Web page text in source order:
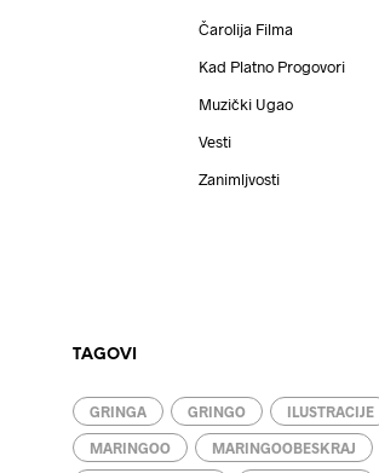
Čarolija Filma
Kad Platno Progovori
Muzički Ugao
Vesti
Zanimljvosti
TAGOVI
GRINGA GRINGO ILUSTRACIJE
MARINGOO MARINGOOBESKRAJ